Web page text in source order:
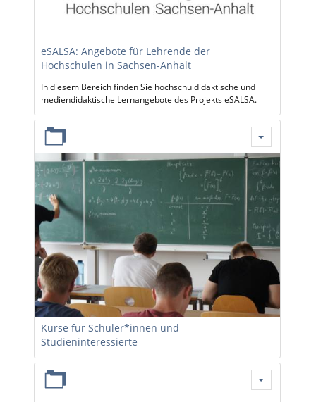
eSALSA: Angebote für Lehrende der
Hochschulen in Sachsen-Anhalt
In diesem Bereich finden Sie hochschuldidaktische und
mediendidaktische Lernangebote des Projekts eSALSA.
Kurse für Schüler*innen und
Studieninteressierte